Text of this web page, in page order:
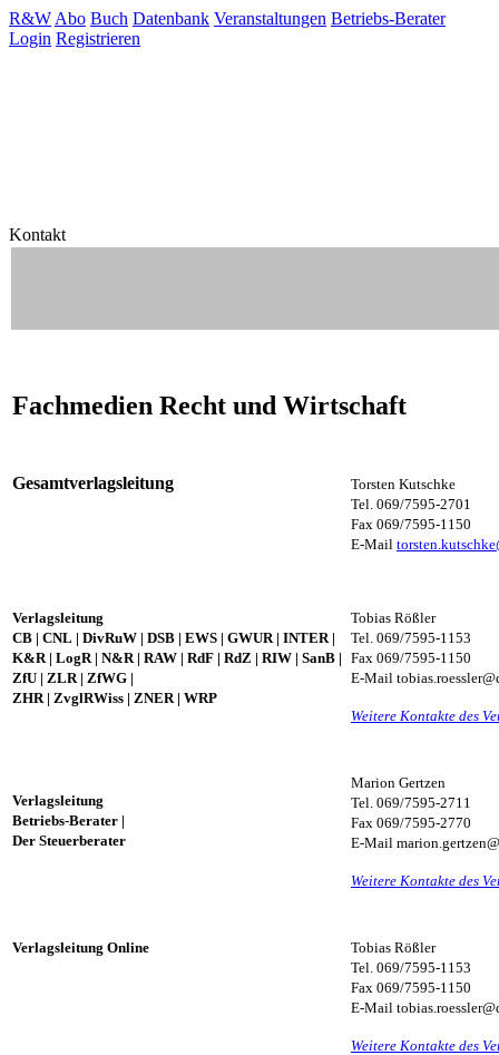
R&W Abo Buch Datenbank Veranstaltungen Betriebs-Berater
Login Registrieren
Kontakt
Fachmedien Recht und Wirtschaft
Gesamtverlagsleitung
Torsten Kutschke
Tel. 069/7595-2701
Fax 069/7595-1150
E-Mail
Verlagsleitung
CB | CNL | DivRuW | DSB | EWS | GWUR| INTER|
K&R | LogR | N&R | RAW | RdF | RdZ | RIW | SanB |
ZfU | ZLR| ZfWG |
ZHR | ZvglRWiss | ZNER| WRP
Tobias Rößler
Tel. 069/7595-1153
Fax 069/7595-1150
E-Mail
Weitere Kontakte des
Verlagsleitung
Betriebs-Berater |
Der Steuerberater
Marion Gertzen
Tel. 069/7595-2711
Fax 069/7595-2770
E-Mail
Weitere Kontakte des
Verlagsleitung Online
Tobias Rößler
Tel. 069/7595-1153
Fax 069/7595-1150
E-Mail
Weitere Kontakte des